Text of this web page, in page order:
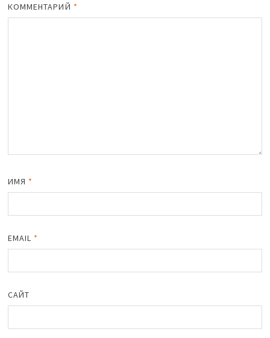
КОММЕНТАРИЙ *
ИМЯ *
EMAIL *
САЙТ